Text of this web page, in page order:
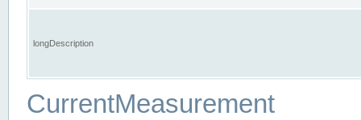
longDescription
CurrentMeasurement